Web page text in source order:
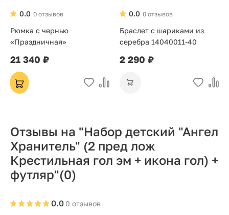
0 отзывов
0.0
Рюмка с чернью
«Праздничная»
21 340 ₽
0 отзывов
0.0
Браслет с шариками из
серебра 14040011-40
2 290 ₽
Отзывы на "Набор детский "Ангел
Хранитель" (2 пред лож
Крестильная гол эм + икона гол) +
футляр"(0)
0 отзывов
0.0